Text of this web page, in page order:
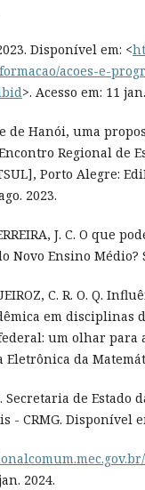
Disponível em: <
acoes-e-
>. Acesso em: 11
de Hanói, uma
Regional de
Porto Alegre:
2023.
J. C. O que
Novo Ensino Médio?
C. R. O. Q.
em disciplinas
um olhar para
Eletrônica da
Secretaria de
- CRMG. Disponível
2024.